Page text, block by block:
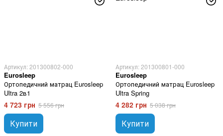
Артикул: 201300802-000
Eurosleep
Ортопедичний матрац Eurosleep
Ultra 2в1
4 723 грн 5 556 грн
Купити
Артикул: 201300801-000
Eurosleep
Ортопедичний матрац Eurosleep
Ultra Spring
4 282 грн 5 038 грн
Купити